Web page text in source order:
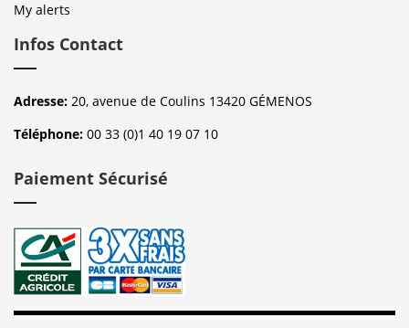
My alerts
Infos Contact
Adresse: 20, avenue de Coulins 13420 GÉMENOS
Téléphone: 00 33 (0)1 40 19 07 10
Paiement Sécurisé